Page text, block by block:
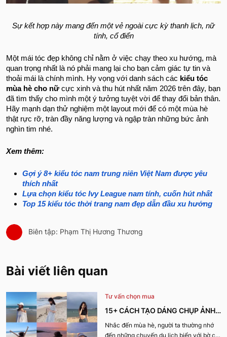
Sự kết hợp này mang đến một vẻ ngoài cực kỳ thanh lịch, nữ
tính, cổ điển
Một mái tóc đẹp không chỉ nằm ở việc chạy theo xu hướng, mà
quan trọng nhất là nó phải mang lại cho bạn cảm giác tự tin và
thoải mái là chính mình. Hy vọng với danh sách các kiểu tóc
mùa hè cho nữ cực xinh và thu hút nhất năm 2026 trên đây, bạn
đã tìm thấy cho mình một ý tưởng tuyệt vời để thay đổi bản thân.
Hãy mạnh dạn thử nghiệm một layout mới để có một mùa hè
thật rực rỡ, tràn đầy năng lượng và ngập tràn những bức ảnh
nghìn tim nhé.
Xem thêm:
Gợi ý 8+ kiểu tóc nam trung niên Việt Nam được yêu
thích nhất
Lựa chọn kiểu tóc Ivy League nam tính, cuốn hút nhất
Top 15 kiểu tóc thời trang nam đẹp dẫn đầu xu hướng
Biên tập: Phạm Thị Hương Thương
Bài viết liên quan
Tư vấn chọn mua
15+ CÁCH TẠO DÁNG CHỤP ẢNH
ĐI BIỂN XINH LUNG LINH CHO CHỊ
Nhắc đến mùa hè, người ta thường nhớ
đến những chuyến du lịch biển với bờ cát